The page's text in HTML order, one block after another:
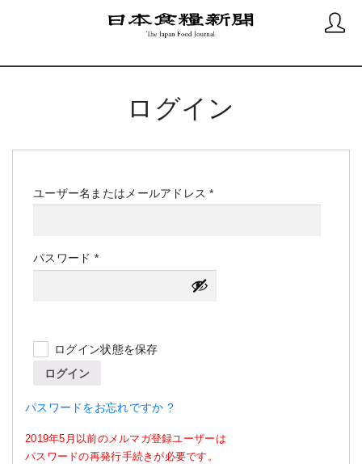
ログイン
ユーザー名またはメールアドレス*必
パスワード *必
須
ログイン状態を保存
ログイン
パスワードをお忘れですか ?
2019年5月以前のメルマガ登録ユーザーは
パスワードの再発行手続きが必要です。